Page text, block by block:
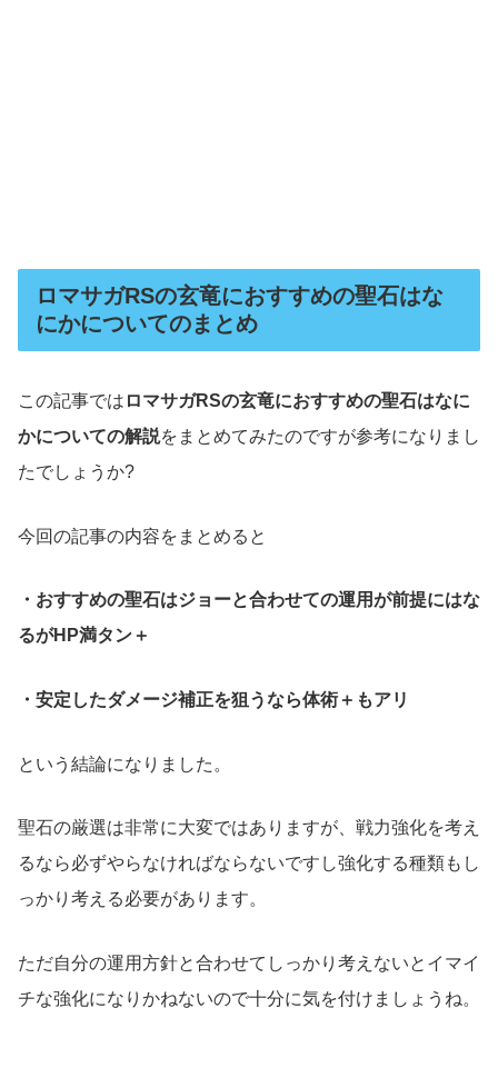
ロマサガRSの玄竜におすすめの聖石はな
にかについてのまとめ
この記事では ロマサガRSの玄竜におすすめの聖石はなに
かについての解説をまとめてみたのですが参考になりまし
たでしょうか?
今回の記事の内容をまとめると
・おすすめの聖石はジョーと合わせての運用が前提にはな
るがHP満タン＋
・安定したダメージ補正を狙うなら体術＋もアリ
という結論になりました。
聖石の厳選は非常に大変ではありますが、戦力強化を考え
るなら必ずやらなければならないですし強化する種類もし
っかり考える必要があります。
ただ自分の運用方針と合わせてしっかり考えないとイマイ
チな強化になりかねないので十分に気を付けましょうね。